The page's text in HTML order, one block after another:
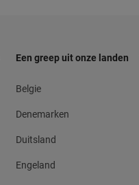
Een greep uit onze landen
Belgie
Denemarken
Duitsland
Engeland